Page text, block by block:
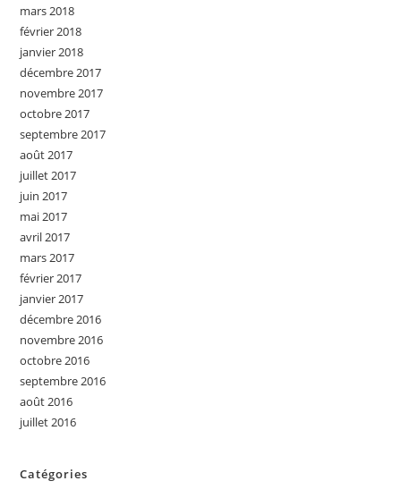
mars 2018
février 2018
janvier 2018
décembre 2017
novembre 2017
octobre 2017
septembre 2017
août 2017
juillet 2017
juin 2017
mai 2017
avril 2017
mars 2017
février 2017
janvier 2017
décembre 2016
novembre 2016
octobre 2016
septembre 2016
août 2016
juillet 2016
Catégories